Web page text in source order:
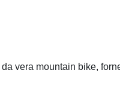
vera mountain bike,